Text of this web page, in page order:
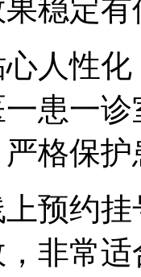
稳定
性化
患一
格保
约挂
非常